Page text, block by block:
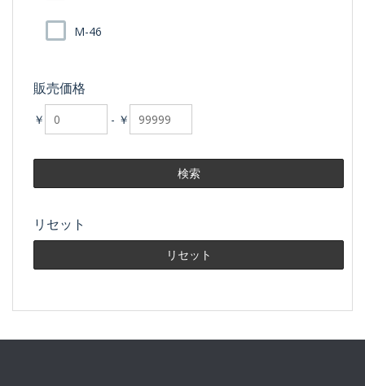
M-46
販売価格
￥ - ￥
リセット